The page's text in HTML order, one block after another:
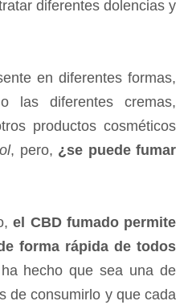
diferentes dolencias y
en diferentes formas,
las diferentes cremas,
productos cosméticos
, pero, ¿se puede fumar
el CBD fumado permite
forma rápida de todos
hecho que sea una de
de consumirlo y que cada